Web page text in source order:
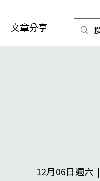
文章分享
12月06日週六